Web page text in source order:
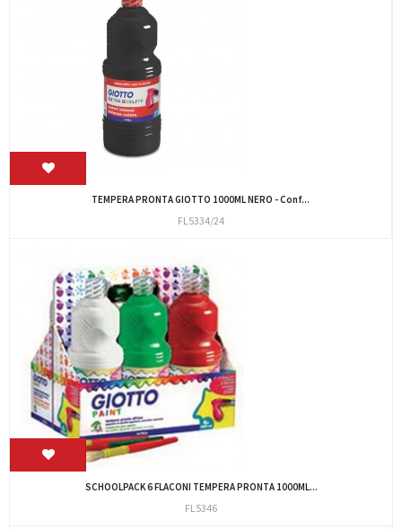
TEMPERA PRONTA GIOTTO 1000ML NERO - Conf...
FL5334/24
SCHOOLPACK 6 FLACONI TEMPERA PRONTA 1000ML...
FL5346